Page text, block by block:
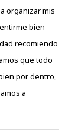
organizar mis
bien
recomiendo
que todo
por dentro,
a